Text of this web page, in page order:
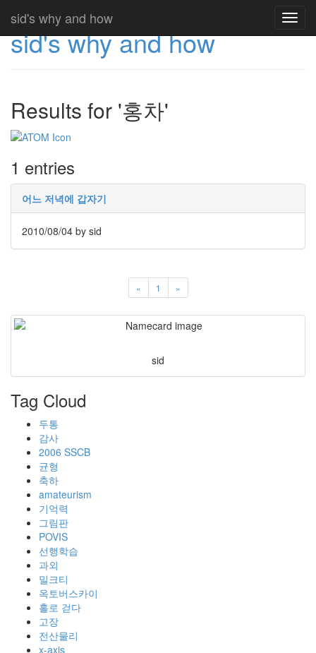
sid's why and how
sid's why and how
Results for '홍차'
1 entries
어느 저녁에 갑자기
2010/08/04 by sid
« 1 »
sid
Tag Cloud
두통
감사
2006 SSCB
균형
축하
amateurism
기억력
그림판
POVIS
선행학습
과외
밀크티
옥토버스카이
홀로 걷다
고장
전산물리
x-axis